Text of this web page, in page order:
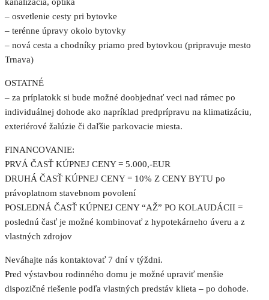
– osvetlenie cesty pri bytovke
– terénne úpravy okolo bytovky
– nová cesta a chodníky priamo pred bytovkou (pripravuje mesto
Trnava)
OSTATNÉ
– za príplatokk si bude možné doobjednať veci nad rámec po
individuálnej dohode ako napríklad predprípravu na klimatizáciu,
exteriérové žalúzie či daľšie parkovacie miesta.
FINANCOVANIE:
PRVÁ ČASŤ KÚPNEJ CENY = 5.000,-EUR
DRUHÁ ČASŤ KÚPNEJ CENY = 10% Z CENY BYTU po
právoplatnom stavebnom povolení
POSLEDNÁ ČASŤ KÚPNEJ CENY “AŽ” PO KOLAUDÁCII =
poslednú časť je možné kombinovať z hypotekárneho úveru a z
vlastných zdrojov
Neváhajte nás kontaktovať 7 dní v týždni.
Pred výstavbou rodinného domu je možné upraviť menšie
dispozičné riešenie podľa vlastných predstáv klieta – po dohode.